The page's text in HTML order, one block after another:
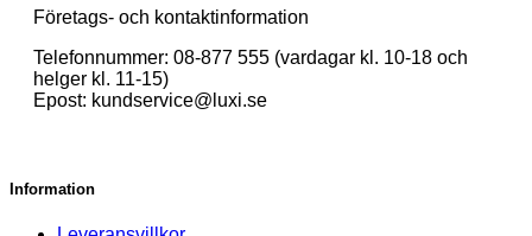
Företags- och kontaktinformation
Telefonnummer: 08-877 555 (vardagar kl. 10-18 och
helger kl. 11-15)
Epost: kundservice@luxi.se
Information